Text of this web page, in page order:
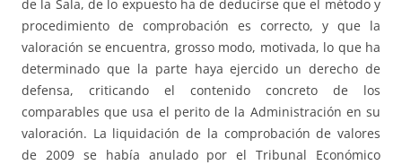
de la Sala, de lo expuesto ha de deducirse que el método y
procedimiento de comprobación es correcto, y que la
valoración se encuentra, grosso modo, motivada, lo que ha
determinado que la parte haya ejercido un derecho de
defensa, criticando el contenido concreto de los
comparables que usa el perito de la Administración en su
valoración. La liquidación de la comprobación de valores
de 2009 se había anulado por el Tribunal Económico